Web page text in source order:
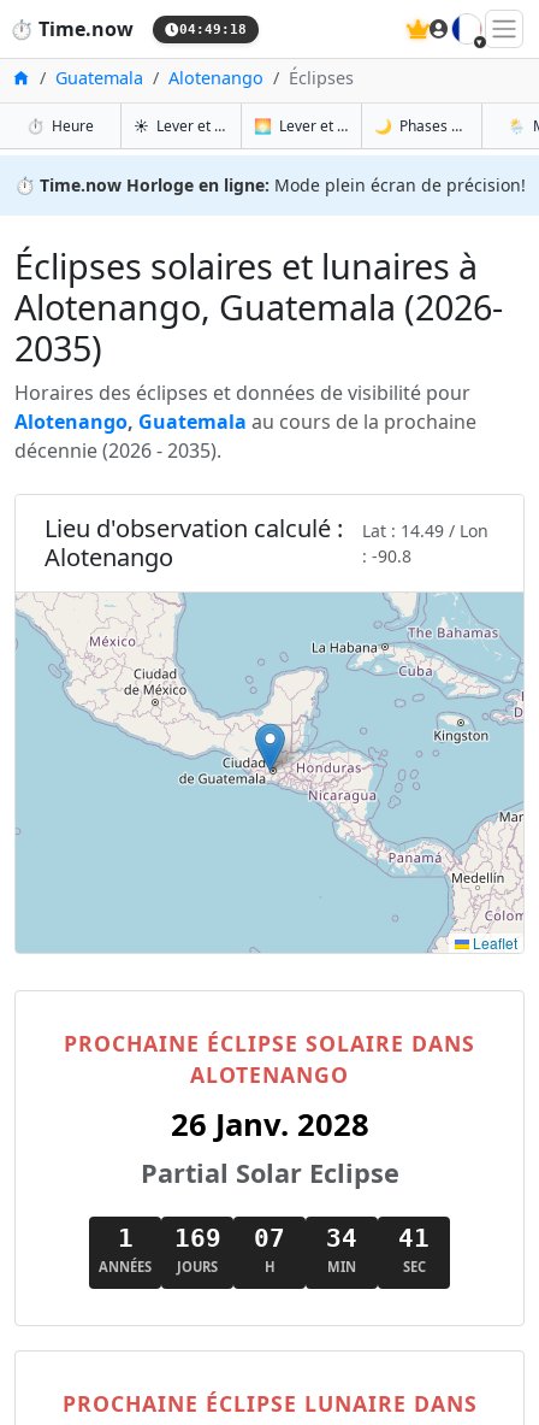
⏱️ Time.now 04:49:19 🇫🇷
Accueil
Guatemala Alotenango Éclipses
⏱️ Heureà Alotenango
☀️ Lever et coucher du soleil à Alotenango
🌅 Lever et coucher du soleil demain à
🌙 Phases de la Lune à
🌦️
⏱️ Time.now Horloge en ligne: Mode plein écran de précision!
Éclipses solaires et lunaires à
Alotenango, Guatemala (2026-
2035)
Horaires des éclipses et données de visibilité pour
Alotenango, Guatemala au cours de la prochaine
décennie (2026 - 2035).
Lieu d'observation calculé :
Alotenango
Lat : 14.49 / Lon
: -90.8
Leaflet
PROCHAINE ÉCLIPSE SOLAIRE DANS
ALOTENANGO
26 Janv. 2028
Partial Solar Eclipse
1
ANNÉES
169
JOURS
07
H
34
MIN
40
SEC
PROCHAINE ÉCLIPSE LUNAIRE DANS